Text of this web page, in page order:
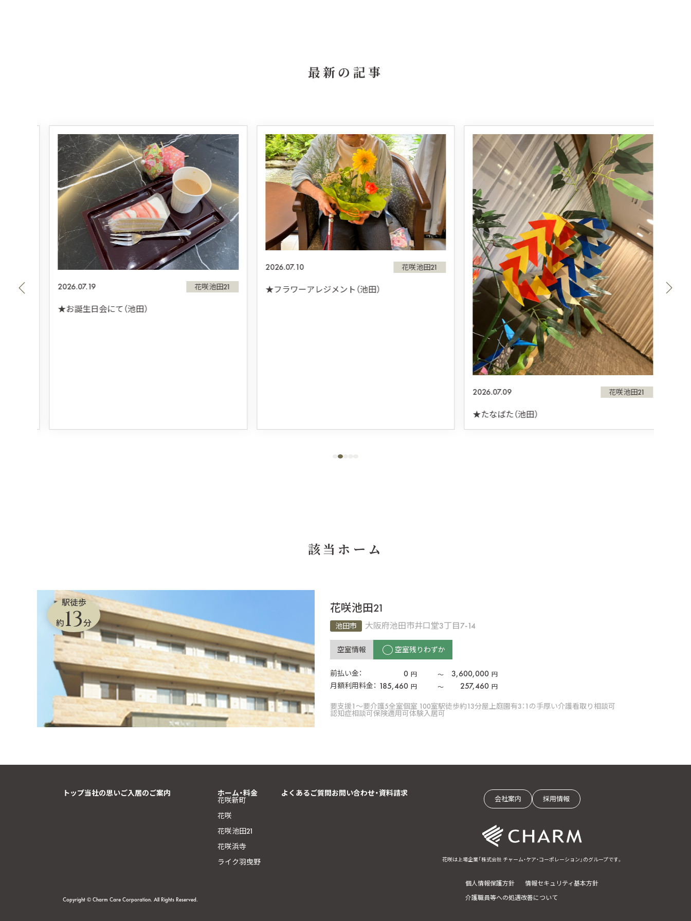
最新の記事
2026.07.19 花咲池田21
★お誕生日会にて（池田）
2026.07.10 花咲池田21
★フラワーアレジメント（池田）
2026.07.09 花咲池田21
★たなばた（池田）
該当ホーム
駅徒歩
約13分
花咲池田21
池田市 大阪府池田市井口堂3丁目7-14
空室情報 空室残りわずか
前払い金： 0 円 〜 3,600,000 円
月額利用料金： 185,460 円 〜 257,460 円
要支援1〜要介護5全室個室 100室駅徒歩約13分屋上庭園有3：1の手厚い介護看取り相談可
認知症相談可保険適用可体験入居可
トップ当社の思いご入居のご案内 ホーム・料金
花咲新町
花咲
花咲池田21
花咲浜寺
ライク羽曳野
よくあるご質問お問い合わせ・資料請求
会社案内 採用情報
花咲は上場企業「株式会社 チャーム・ケア・コーポレーション」のグループです。
個人情報保護方針
情報セキュリティ基本方針
介護職員等への処遇改善について
Copyright © Charm Care Corporation. All Rights Reserved.